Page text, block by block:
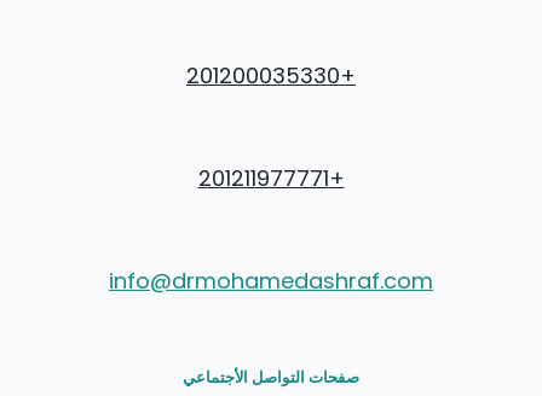
+201200035330
+201211977771
info@drmohamedashraf.com
صفحات التواصل الأجتماعي